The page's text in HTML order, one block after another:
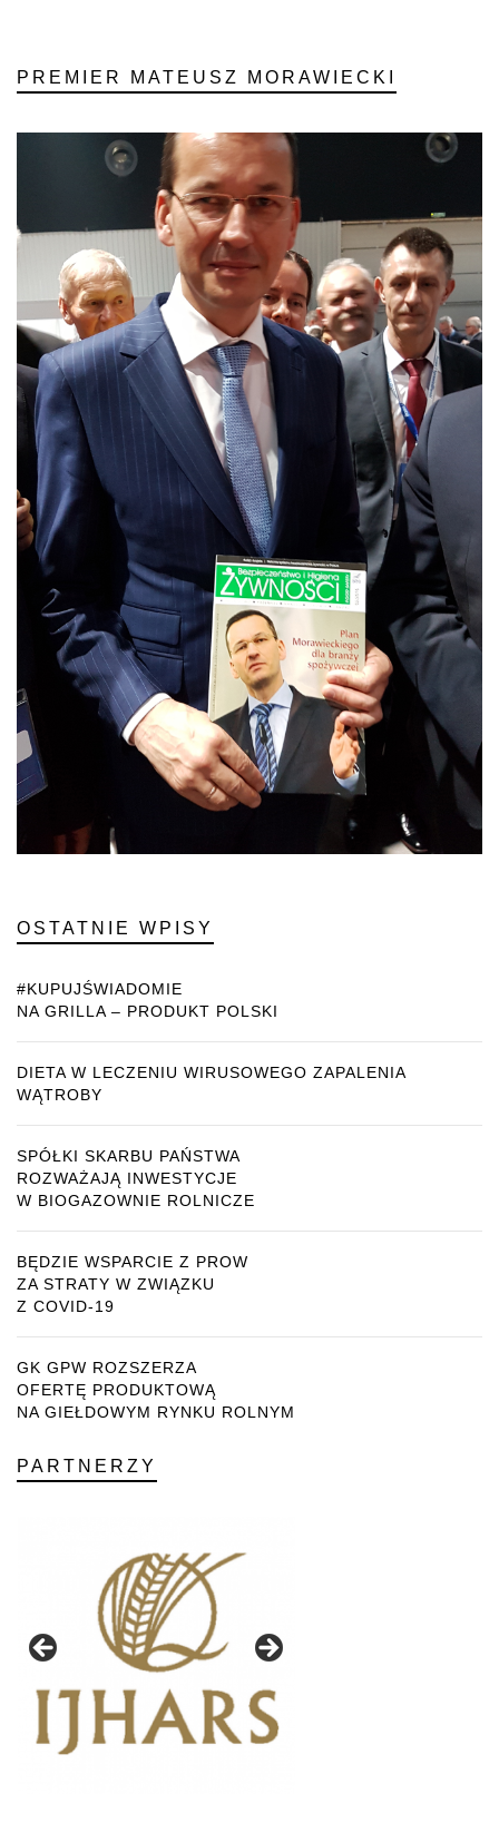
PREMIER MATEUSZ MORAWIECKI
OSTATNIE WPISY
#KUPUJŚWIADOMIE
NA GRILLA – PRODUKT POLSKI
DIETA W LECZENIU WIRUSOWEGO ZAPALENIA
WĄTROBY
SPÓŁKI SKARBU PAŃSTWA
ROZWAŻAJĄ INWESTYCJE
W BIOGAZOWNIE ROLNICZE
BĘDZIE WSPARCIE Z PROW
ZA STRATY W ZWIĄZKU
Z COVID-19
GK GPW ROZSZERZA
OFERTĘ PRODUKTOWĄ
NA GIEŁDOWYM RYNKU ROLNYM
PARTNERZY